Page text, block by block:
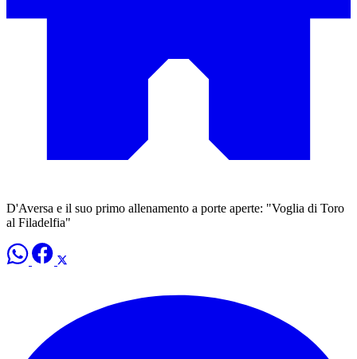
D'Aversa e il suo primo allenamento a porte aperte: "Voglia di Toro
al Filadelfia"